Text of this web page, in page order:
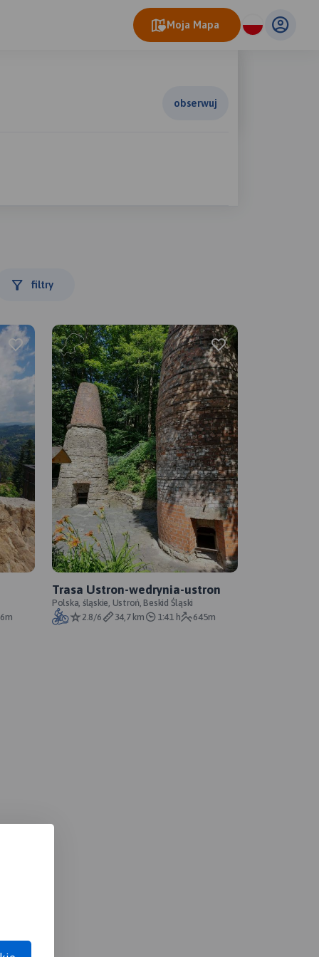
Moja Mapa
obserwuj
filtry
Trasa Ustron-wedrynia-ustron
Polska, śląskie, Ustroń, Beskid Śląski
2.8/6
34,7 km 1:41 h 645m